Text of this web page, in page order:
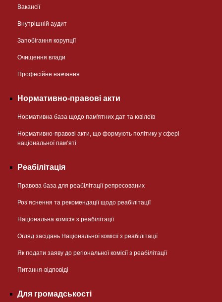
Вакансії
Внутрішній аудит
Запобігання корупції
Очищення влади
Професійне навчання
Нормативно-правові акти
Нормативна база щодо пам'ятних дат та ювілеїв
Нормативно-правові акти, що формують політику у сфері
національної памʼяті
Реабілітація
Правова база для реабілітації репресованих
Розʼяснення та рекомендації щодо реабілітації
Національна комісія з реабілітації
Огляд засідань Національної комісії з реабілітації
Як подати заяву до регіональної комісії з реабілітації
Питання-відповіді
Для громадськості